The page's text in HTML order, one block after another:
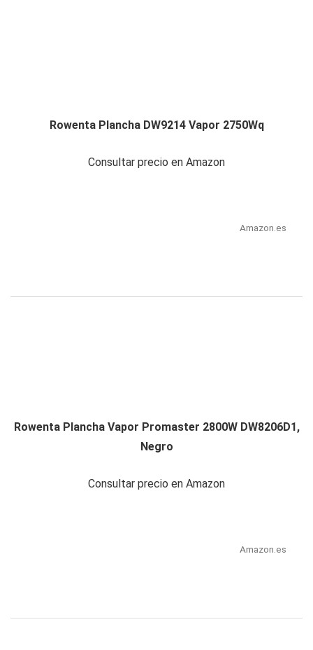
Rowenta Plancha DW9214 Vapor 2750Wq
Consultar precio en Amazon
Amazon.es
Rowenta Plancha Vapor Promaster 2800W DW8206D1,
Negro
Consultar precio en Amazon
Amazon.es